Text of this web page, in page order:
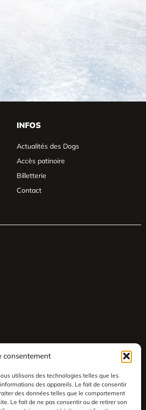
consentement
utilisons des technologies telles que les
des appareils. Le fait de consentir
des données telles que le comportement
Le fait de ne pas consentir ou de retirer son
INFOS
Actualités des Dogs
Accès patinoire
Billetterie
Contact